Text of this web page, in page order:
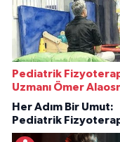
Pediatrik
Uzmanı Ömer
Her Adım Bir Umut:
Pediatrik
İlham Veren